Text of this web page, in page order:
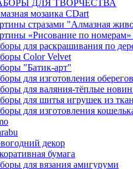
ДЛЯ ТВОРЧЕСТВА
мозаика CDart
стразами "Алмазная
«Рисование по
для раскрашивания по
Сolor Velvet
"Батик-арт"
для изготовления
для валяния-тёплые
для шитья игрушек из
для изготовления
декор
бумага
для вязания амигуруми